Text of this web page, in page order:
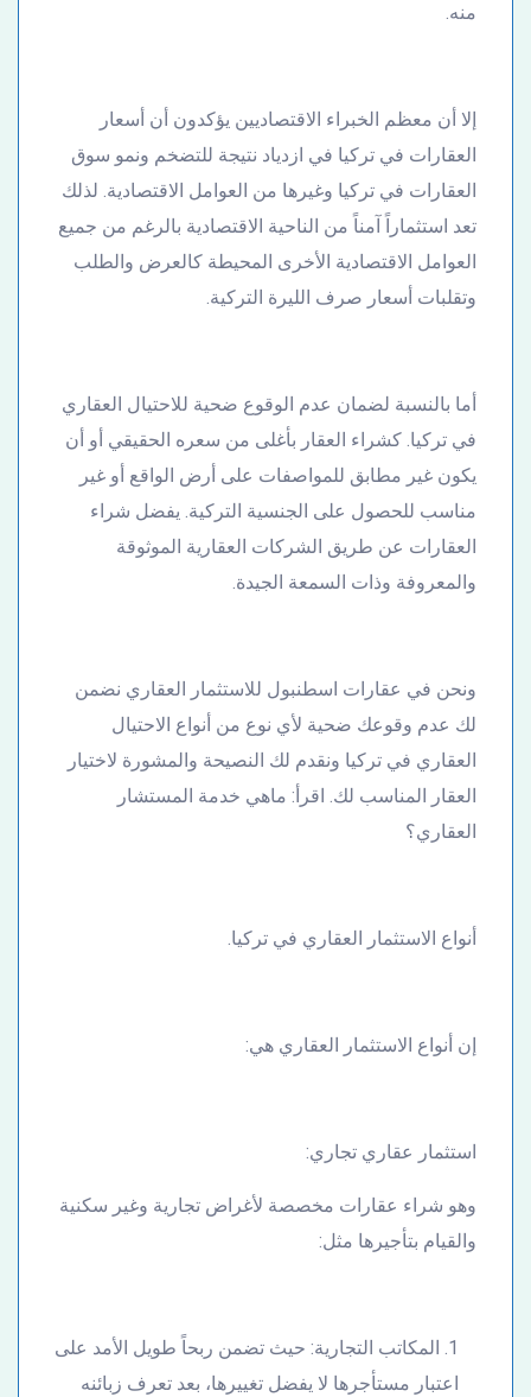
منه.
إلا أن معظم الخبراء الاقتصاديين يؤكدون أن أسعار
العقارات في تركيا في ازدياد نتيجة للتضخم ونمو سوق
العقارات في تركيا وغيرها من العوامل الاقتصادية. لذلك
تعد استثماراً آمناً من الناحية الاقتصادية بالرغم من جميع
العوامل الاقتصادية الأخرى المحيطة كالعرض والطلب
وتقلبات أسعار صرف الليرة التركية.
أما بالنسبة لضمان عدم الوقوع ضحية للاحتيال العقاري
في تركيا. كشراء العقار بأغلى من سعره الحقيقي أو أن
يكون غير مطابق للمواصفات على أرض الواقع أو غير
مناسب للحصول على الجنسية التركية. يفضل شراء
العقارات عن طريق الشركات العقارية الموثوقة
والمعروفة وذات السمعة الجيدة.
ونحن في عقارات اسطنبول للاستثمار العقاري نضمن
لك عدم وقوعك ضحية لأي نوع من أنواع الاحتيال
العقاري في تركيا ونقدم لك النصيحة والمشورة لاختيار
العقار المناسب لك. اقرأ: ماهي خدمة المستشار
العقاري؟
أنواع الاستثمار العقاري في تركيا.
إن أنواع الاستثمار العقاري هي:
استثمار عقاري تجاري:
وهو شراء عقارات مخصصة لأغراض تجارية وغير سكنية
والقيام بتأجيرها مثل:
المكاتب التجارية: حيث تضمن ربحاً طويل الأمد على
اعتبار مستأجرها لا يفضل تغييرها، بعد تعرف زبائنه